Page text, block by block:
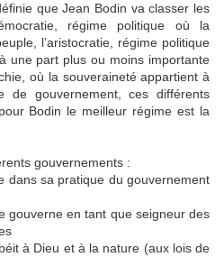
que Jean Bodin va classer les
régime politique où la
l’aristocratie, régime politique
une part plus ou moins importante
où la souveraineté appartient à
de gouvernement, ces différents
Bodin le meilleur régime est la
gouvernements :
dans sa pratique du gouvernement
gouverne en tant que seigneur des
à Dieu et à la nature (aux lois de